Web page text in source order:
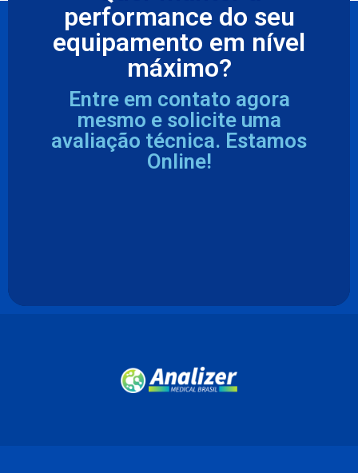
performance do seu
equipamento em nível
máximo?
Entre em contato agora
mesmo e solicite uma
avaliação técnica. Estamos
Online!